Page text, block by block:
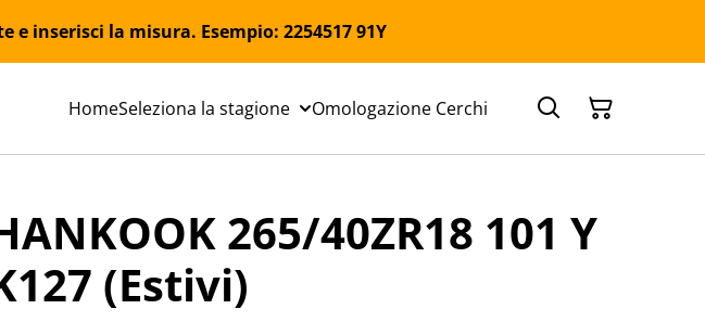
inserisci la misura. Esempio: 2254517 91Y
HomeSeleziona la stagione Omologazione Cerchi
265/40ZR18 101 Y
(Estivi)